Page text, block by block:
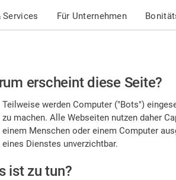
Services Für Unternehmen
erscheint diese Seite?
Teilweise werden Computer ("Bots")
zu machen. Alle Webseiten nutzen daher
einem Menschen oder einem Computer
eines Dienstes unverzichtbar.
ist zu tun?